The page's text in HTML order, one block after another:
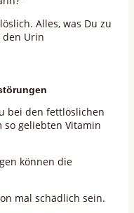
Alles, was Du zu
Urin
bei den fettlöslichen
so geliebten Vitamin
können die
mal schädlich sein.